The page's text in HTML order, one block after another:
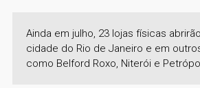
Ainda em julho, 23 lojas físicas
cidade do Rio de Janeiro e em
como Belford Roxo, Niterói e